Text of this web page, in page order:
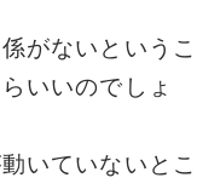
がないというこ
いいのでしょ
いていないとこ